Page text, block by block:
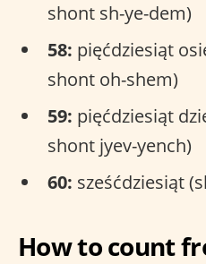
shont sh-ye-dem)
58: pięćdziesiąt
shont oh-shem)
59: pięćdziesiąt
shont jyev-yench)
60: sześćdziesiąt
How to count